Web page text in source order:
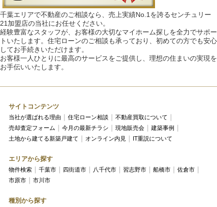
千葉エリアで不動産のご相談なら、売上実績No.1を誇るセンチュリー
21加盟店の当社にお任せください。
経験豊富なスタッフが、お客様の大切なマイホーム探しを全力でサポー
トいたします。住宅ローンのご相談も承っており、初めての方でも安心
してお手続きいただけます。
お客様一人ひとりに最高のサービスをご提供し、理想の住まいの実現を
お手伝いいたします。
サイトコンテンツ
当社が選ばれる理由 住宅ローン相談
不動産買取について
売却査定フォーム
今月の最新チラシ 現地販売会
建築事例
土地から建てる新築戸建て
オンライン内見 IT重説について
エリアから探す
物件検索 千葉市 四街道市 八千代市 習志野市 船橋市
佐倉市
市原市
市川市
種別から探す